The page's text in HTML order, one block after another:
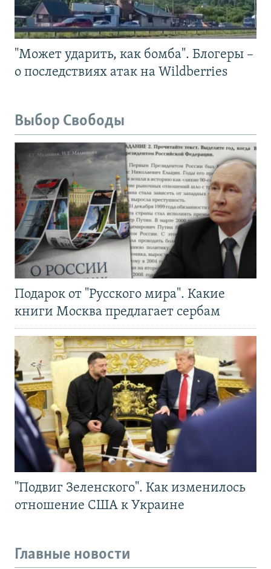
"Может ударить, как бомба". Блогеры –
о последствиях атак на Wildberries
Выбор Свободы
Подарок от "Русского мира". Какие
книги Москва предлагает сербам
"Подвиг Зеленского". Как изменилось
отношение США к Украине
Главные новости